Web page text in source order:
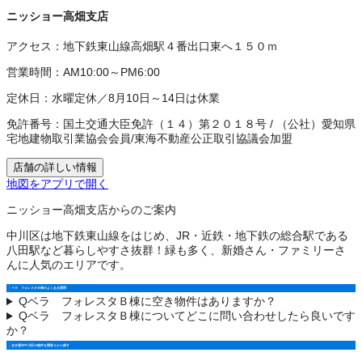
ニッショー高畑支店
アクセス： 地下鉄東山線高畑駅４番出口東へ１５０ｍ
営業時間： AM10:00～PM6:00
定休日： 水曜定休／8月10日～14日は休業
免許番号： 国土交通大臣免許（１４）第２０１８号 /
（公社）愛知県
宅地建物取引業協会会員/東海不動産公正取引協議会加盟
店舗の詳しい情報
地図をアプリで開く
ニッショー高畑支店からのご案内
中川区は地下鉄東山線をはじめ、JR・近鉄・地下鉄の総合駅である
八田駅など暮らしやすさ抜群！緑も多く、新婚さん・ファミリーさ
んに人気のエリアです。
ベラ フォレスタＢ棟のよくある質問
Qベラ フォレスタＢ棟に空き物件はありますか？
Qベラ フォレスタＢ棟についてどこに問い合わせしたら良いです
か？
名古屋市中川区の物件を間取りから探す